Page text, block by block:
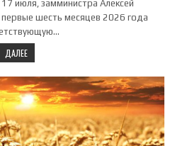
июля, замминистра Алексей
первые шесть месяцев 2026 года
ДАЛЕЕ